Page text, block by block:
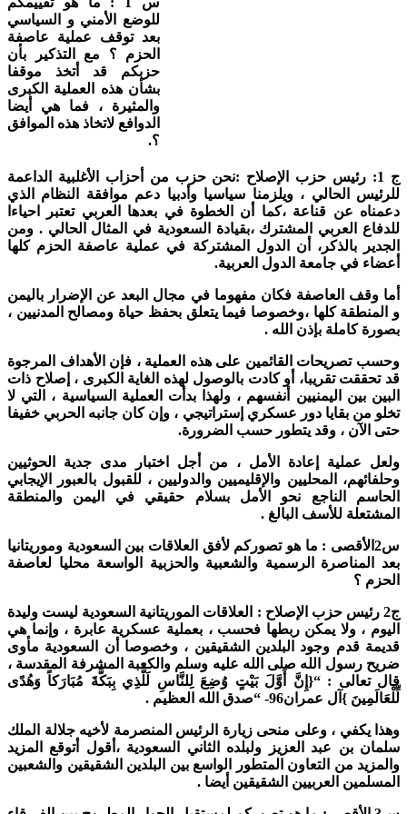
للوضع الأمني و السياسي
بعد توقف عملية عاصفة
الحزم ؟ مع التذكير بأن
حزبكم قد أتخذ موقفا
بشأن هذه العملية الكبرى
والمثيرة ، فما هي أيضا
الدوافع لاتخاذ هذه الموافق
؟.
ج 1: رئيس حزب الإصلاح :نحن حزب من أحزاب الأغلبية الداعمة
للرئيس الحالي ، ويلزمنا سياسيا وأدبيا دعم موافقة النظام الذي
دعمناه عن قناعة ،كما أن الخطوة في بعدها العربي تعتبر احياءا
للدفاع العربي المشترك ،بقيادة السعودية في المثال الحالي . ومن
الجدير بالذكر، أن الدول المشتركة في عملية عاصفة الحزم كلها
أعضاء في جامعة الدول العربية.
أما وقف العاصفة فكان مفهوما في مجال البعد عن الإضرار باليمن
و المنطقة كلها ،وخصوصا فيما يتعلق بحفظ حياة ومصالح المدنيين ،
بصورة كاملة بإذن الله .
وحسب تصريحات القائمين على هذه العملية ، فإن الأهداف المرجوة
قد تحققت تقريبا، أو كادت بالوصول لهذه الغاية الكبرى ، إصلاح ذات
البين بين اليمنيين أنفسهم ، ولهذا بدأت العملية السياسية ، التي لا
تخلو من بقايا دور عسكري إستراتيجي ، وإن كان جانبه الحربي خفيفا
حتى الآن ، وقد يتطور حسب الضرورة.
ولعل عملية إعادة الأمل ، من أجل اختبار مدى جدية الحوثيين
وحلفائهم، المحليين والإقليميين والدوليين ، للقبول بالعبور الإيجابي
الحاسم الناجع نحو الأمل بسلام حقيقي في اليمن والمنطقة
المشتعلة للأسف البالغ .
س2الأقصى : ما هو تصوركم لأفق العلاقات بين السعودية وموريتانيا
بعد المناصرة الرسمية والشعبية والحزبية الواسعة محليا لعاصفة
الحزم ؟
ج2 رئيس حزب الإصلاح : العلاقات الموريتانية السعودية ليست وليدة
اليوم ، ولا يمكن ربطها فحسب ، بعملية عسكرية عابرة ، وإنما هي
قديمة قدم وجود البلدين الشقيقين ، وخصوصا أن السعودية مأوى
ضريح رسول الله صلى الله عليه وسلم والكعبة المشرفة المقدسة ،
قال تعالى : “{إِنَّ أَوَّلَ بَيْتٍ وُضِعَ لِلنَّاسِ لَلَّذِي بِبَكَّةَ مُبَارَكاً وَهُدًى
لِّلْعَالَمِينَ }آل عمران96- “صدق الله العظيم .
وهذا يكفي ، وعلى منحى زيارة الرئيس المنصرمة لأخيه جلالة الملك
سلمان بن عبد العزيز ولبلده الثاني السعودية ،أقول أتوقع المزيد
والمزيد من التعاون المتطور الواسع بين البلدين الشقيقين والشعبين
المسلمين العربيين الشقيقين أيضا .